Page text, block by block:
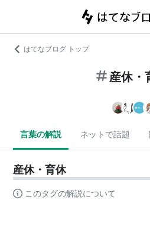
はてなブログ トップ
産休・
言葉の解説 ネットで話題
産休・育休
このタグの解説について